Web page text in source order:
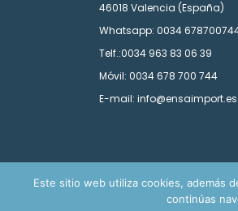
46018 Valencia (España)
Whatsapp: 0034
Telf.:0034 963 83 06 39
Móvil: 0034 678 700 744
E-mail: info@ensaimport.es
Este sitio web utiliza cookies, además
continúas